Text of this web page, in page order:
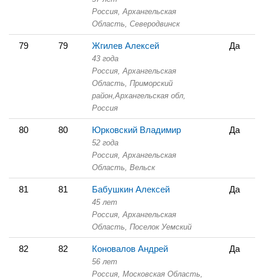
Россия, Архангельская
Область, Северодвинск
79 79 Жгилев Алексей
43 года
Россия, Архангельская
Область, Приморский
район,Архангельская обл,
Россия
Да
80 80 Юрковский Владимир
52 года
Россия, Архангельская
Область, Вельск
Да
81 81 Бабушкин Алексей
45 лет
Россия, Архангельская
Область, Поселок Уемский
Да
82 82 Коновалов Андрей
56 лет
Россия, Московская Область,
Да